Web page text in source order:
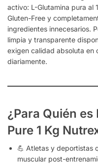
activo: L-Glutamina pura al
Gluten-Free y
ingredientes innecesarios.
limpia y transparente
exigen calidad absoluta en
diariamente.
¿Para Quién
Pure 1 Kg
💪 Atletas y deportistas
muscular post-